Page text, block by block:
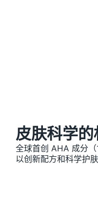
皮肤科学
全球首创 AHA 成分（
以创新配方和科学护